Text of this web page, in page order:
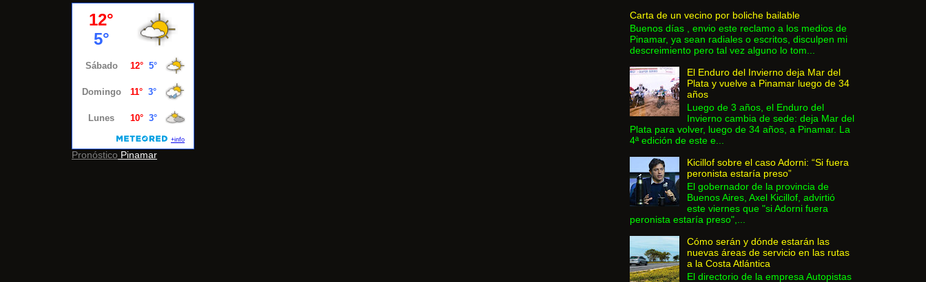
Pronóstico Pinamar
Carta de un vecino por boliche bailable
Buenos días , envio este reclamo a los medios de
Pinamar, ya sean radiales o escritos, disculpen mi
descreimiento pero tal vez alguno lo tom...
El Enduro del Invierno deja Mar del
Plata y vuelve a Pinamar luego de 34
años
Luego de 3 años, el Enduro del
Invierno cambia de sede: deja Mar del
Plata para volver, luego de 34 años, a Pinamar. La
4ª edición de este e...
Kicillof sobre el caso Adorni: “Si fuera
peronista estaría preso”
El gobernador de la provincia de
Buenos Aires, Axel Kicillof, advirtió
este viernes que "si Adorni fuera
peronista estaría preso",...
Cómo serán y dónde estarán las
nuevas áreas de servicio en las rutas
a la Costa Atlántica
El directorio de la empresa Autopistas